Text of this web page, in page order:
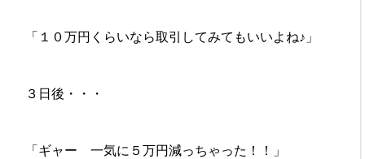
「１０万円くらいなら取引してみてもいいよね♪」
３日後・・・
「ギャー 一気に５万円減っちゃった！！」